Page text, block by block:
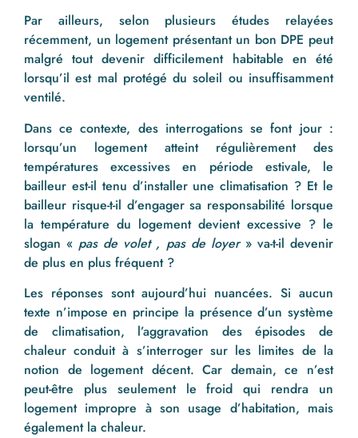
Par ailleurs, selon plusieurs études relayées
récemment, un logement présentant un bon DPE peut
malgré tout devenir difficilement habitable en été
lorsqu’il est mal protégé du soleil ou insuffisamment
ventilé.
Dans ce contexte, des interrogations se font jour :
lorsqu’un logement atteint régulièrement des
températures excessives en période estivale, le
bailleur est-il tenu d’installer une climatisation ? Et le
bailleur risque-t-il d’engager sa responsabilité lorsque
la température du logement devient excessive ? le
slogan « pas de volet , pas de loyer» va-t-il devenir
de plus en plus fréquent ?
Les réponses sont aujourd’hui nuancées. Si aucun
texte n’impose en principe la présence d’un système
de climatisation, l’aggravation des épisodes de
chaleur conduit à s’interroger sur les limites de la
notion de logement décent. Car demain, ce n’est
peut-être plus seulement le froid qui rendra un
logement impropre à son usage d’habitation, mais
également la chaleur.